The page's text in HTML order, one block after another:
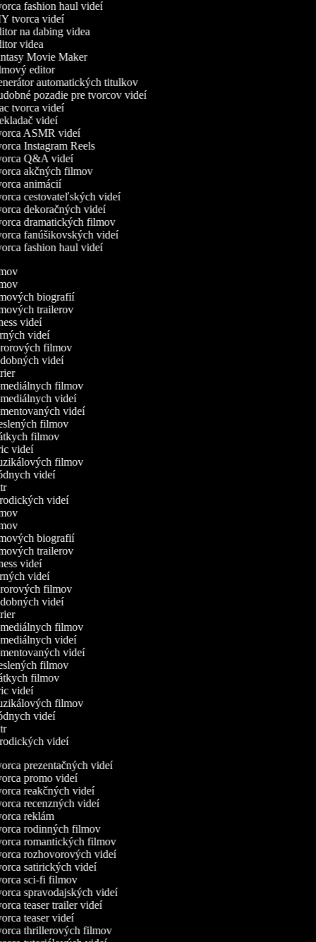
fashion haul videí
tvorca videí
na dabing videa
videa
Movie Maker
editor
automatických titulkov
pozadie pre tvorcov videí
tvorca videí
videí
ASMR videí
Instagram Reels
Q&A videí
akčných filmov
animácií
cestovateľských videí
dekoračných videí
dramatických filmov
fanúšikovských videí
fashion haul videí
biografií
trailerov
videí
videí
filmov
videí
filmov
videí
videí
filmov
filmov
videí
filmov
videí
videí
biografií
trailerov
videí
videí
filmov
videí
filmov
videí
videí
filmov
filmov
videí
filmov
videí
videí
prezentačných videí
promo videí
reakčných videí
recenzných videí
reklám
rodinných filmov
romantických filmov
rozhovorových videí
satirických videí
sci-fi filmov
spravodajských videí
teaser trailer videí
teaser videí
thrillerových filmov